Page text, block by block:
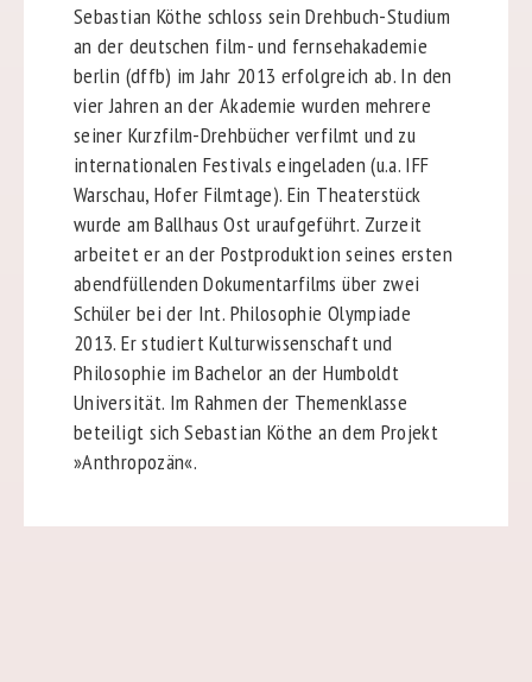
Sebastian Köthe schloss sein Drehbuch-Studium
an der deutschen film- und fernsehakademie
berlin (dffb) im Jahr 2013 erfolgreich ab. In den
vier Jahren an der Akademie wurden mehrere
seiner Kurzfilm-Drehbücher verfilmt und zu
internationalen Festivals eingeladen (u.a. IFF
Warschau, Hofer Filmtage). Ein Theaterstück
wurde am Ballhaus Ost uraufgeführt. Zurzeit
arbeitet er an der Postproduktion seines ersten
abendfüllenden Dokumentarfilms über zwei
Schüler bei der Int. Philosophie Olympiade
2013. Er studiert Kulturwissenschaft und
Philosophie im Bachelor an der Humboldt
Universität. Im Rahmen der Themenklasse
beteiligt sich Sebastian Köthe an dem Projekt
»Anthropozän«.